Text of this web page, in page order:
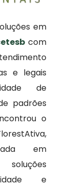
em
com
e legais
de
padrões
o
em
e